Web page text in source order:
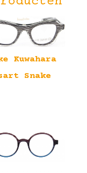
Kuwahara
Snake